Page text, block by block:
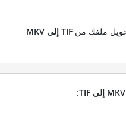
TIF إلى MKV
MKV إلى TIF
: